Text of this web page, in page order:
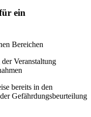
ein
Bereichen
Veranstaltung
bereits in den
Gefährdungsbeurteilung